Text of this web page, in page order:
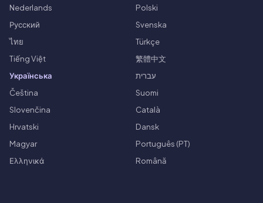
Nederlands
Polski
Русский
Svenska
ไทย
Türkçe
Tiếng Việt
繁體中文
Українська
עברית
Čeština
Suomi
Slovenčina
Català
Hrvatski
Dansk
Magyar
Português (PT)
Ελληνικά
Română